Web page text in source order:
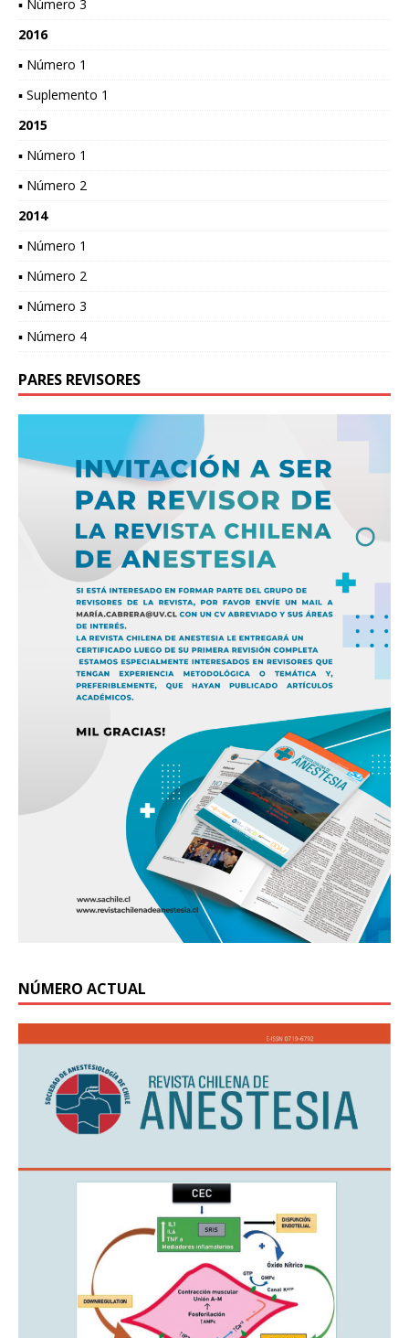
▪ Número 3
2016
▪ Número 1
▪ Suplemento 1
2015
▪ Número 1
▪ Número 2
2014
▪ Número 1
▪ Número 2
▪ Número 3
▪ Número 4
PARES REVISORES
NÚMERO ACTUAL